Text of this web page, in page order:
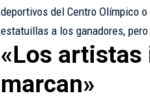
deportivos del Centro Olímpico
estatuillas a los ganadores,
«Los
marcan»